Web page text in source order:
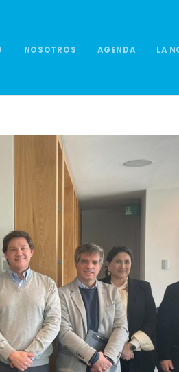
NOSOTROS AGENDA LA